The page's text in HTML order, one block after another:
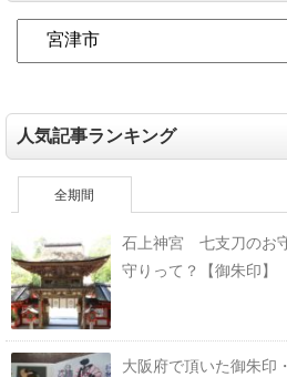
人気記事ランキング
全期間
石上神宮 七支刀のお
守りって？【御朱印】
大阪府で頂いた御朱印